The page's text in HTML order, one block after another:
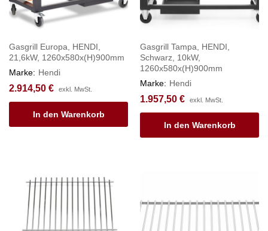
Gasgrill Europa, HENDI,
21,6kW, 1260x580x(H)900mm
Marke: Hendi
2.914,50 € exkl. MwSt.
In den Warenkorb
Gasgrill Tampa, HENDI,
Schwarz, 10kW,
1260x580x(H)900mm
Marke: Hendi
1.957,50 € exkl. MwSt.
In den Warenkorb